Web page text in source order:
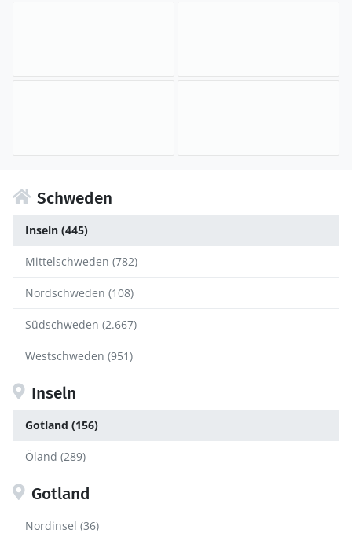
Schweden
Inseln (445)
Mittelschweden (782)
Nordschweden (108)
Südschweden (2.667)
Westschweden (951)
Inseln
Gotland (156)
Öland (289)
Gotland
Nordinsel (36)